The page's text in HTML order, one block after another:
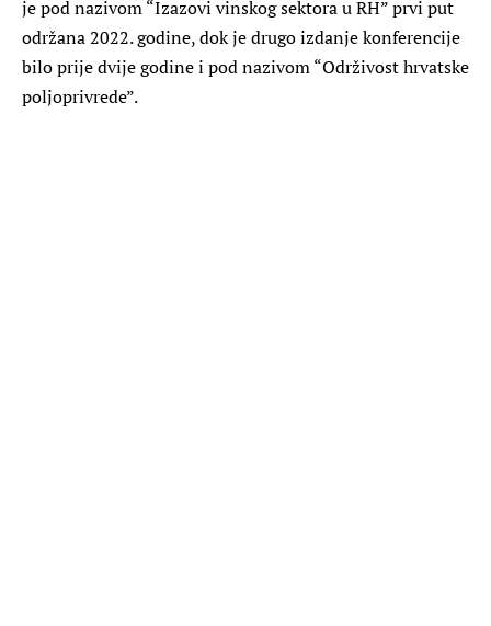
je pod nazivom “Izazovi vinskog sektora u RH” prvi put
održana 2022. godine, dok je drugo izdanje konferencije
bilo prije dvije godine i pod nazivom “Održivost hrvatske
poljoprivrede”.